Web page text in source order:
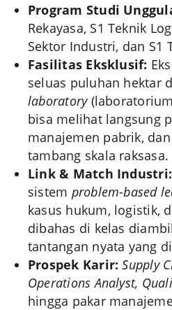
Program Studi
Rekayasa, S1 Teknik
Sektor Industri, dan S1
Fasilitas Eksklusif:
seluas puluhan hektar
laboratory
bisa melihat langsung
manajemen pabrik,
tambang skala raksasa.
Link & Match Industri:
sistem problem-based
kasus hukum, logistik,
dibahas di kelas
tantangan nyata yang
Prospek Karir: Supply
Operations Analyst,
hingga pakar